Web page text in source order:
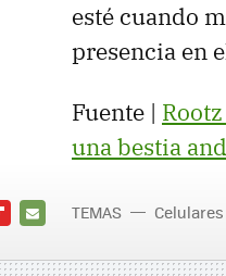
esté cuando
presencia en
Fuente |
una bestia
MAIL
TEMAS